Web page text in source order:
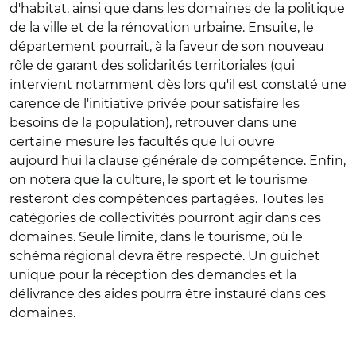
d'habitat, ainsi que dans les domaines de la politique
de la ville et de la rénovation urbaine. Ensuite, le
département pourrait, à la faveur de son nouveau
rôle de garant des solidarités territoriales (qui
intervient notamment dès lors qu'il est constaté une
carence de l'initiative privée pour satisfaire les
besoins de la population), retrouver dans une
certaine mesure les facultés que lui ouvre
aujourd'hui la clause générale de compétence. Enfin,
on notera que la culture, le sport et le tourisme
resteront des compétences partagées. Toutes les
catégories de collectivités pourront agir dans ces
domaines. Seule limite, dans le tourisme, où le
schéma régional devra être respecté. Un guichet
unique pour la réception des demandes et la
délivrance des aides pourra être instauré dans ces
domaines.